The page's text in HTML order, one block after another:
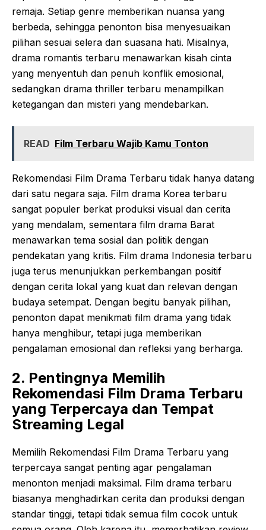
remaja. Setiap genre memberikan nuansa yang
berbeda, sehingga penonton bisa menyesuaikan
pilihan sesuai selera dan suasana hati. Misalnya,
drama romantis terbaru menawarkan kisah cinta
yang menyentuh dan penuh konflik emosional,
sedangkan drama thriller terbaru menampilkan
ketegangan dan misteri yang mendebarkan.
READ Film Terbaru Wajib Kamu Tonton
Rekomendasi Film Drama Terbaru tidak hanya datang
dari satu negara saja. Film drama Korea terbaru
sangat populer berkat produksi visual dan cerita
yang mendalam, sementara film drama Barat
menawarkan tema sosial dan politik dengan
pendekatan yang kritis. Film drama Indonesia terbaru
juga terus menunjukkan perkembangan positif
dengan cerita lokal yang kuat dan relevan dengan
budaya setempat. Dengan begitu banyak pilihan,
penonton dapat menikmati film drama yang tidak
hanya menghibur, tetapi juga memberikan
pengalaman emosional dan refleksi yang berharga.
2. Pentingnya Memilih
Rekomendasi Film Drama Terbaru
yang Terpercaya dan Tempat
Streaming Legal
Memilih Rekomendasi Film Drama Terbaru yang
terpercaya sangat penting agar pengalaman
menonton menjadi maksimal. Film drama terbaru
biasanya menghadirkan cerita dan produksi dengan
standar tinggi, tetapi tidak semua film cocok untuk